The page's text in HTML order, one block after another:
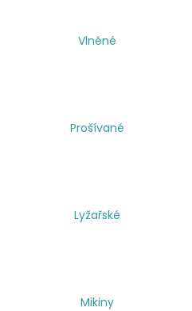
Vlněné
Prošívané
Lyžařské
Mikiny